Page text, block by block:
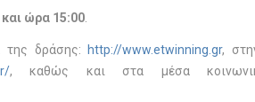
καιώρα 15:00.
της δράσης: http://www.etwinning.gr,
, καθώς και στα μέσα